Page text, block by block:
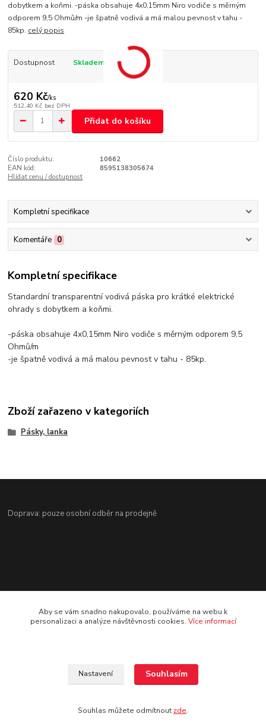
dobytkem a koňmi. -páska obsahuje 4x0,15mm Niro vodiče s měrným
odporem 9,5 Ohmů/m -je špatně vodivá a má malou pevnost v tahu -
85kp. celý popis
Dostupnost Skladem
620 Kč/ks
512,40 Kč bez DPH
Přidat do košíku
Číslo produktu:
10662
EAN kód:
8595138305674
Hlídat cenu / dostupnost
Kompletní specifikace
Komentáře 0
Kompletní specifikace
Standardní transparentní vodivá páska pro krátké elektrické
ohrady s dobytkem a koňmi.
-páska obsahuje 4x0,15mm Niro vodiče s měrným odporem 9,5
Ohmů/m
-je špatně vodivá a má malou pevnost v tahu - 85kp.
Zboží zařazeno v kategoriích
Pásky, lanka
Doprava: pouze osobní odběr na prodejně
Jezdecké potřeby Ostrava-Heřmanice
info@jpostrava.cz
Aby se vám snadno nakupovalo, používáme na webu k
personalizaci a analýze návštěvnosti cookies. Více informací
Nastavení Souhlasím
Souhlas můžete odmítnout zde.